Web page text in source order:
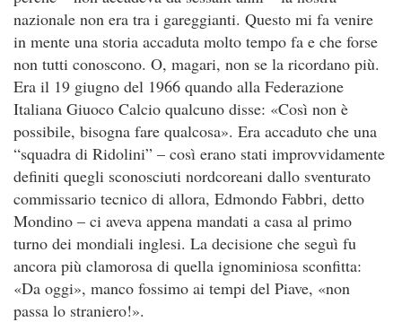
nazionale non era tra i gareggianti. Questo mi fa venire
in mente una storia accaduta molto tempo fa e che forse
non tutti conoscono. O, magari, non se la ricordano più.
Era il 19 giugno del 1966 quando alla Federazione
Italiana Giuoco Calcio qualcuno disse: «Così non è
possibile, bisogna fare qualcosa». Era accaduto che una
“squadra di Ridolini” – così erano stati improvvidamente
definiti quegli sconosciuti nordcoreani dallo sventurato
commissario tecnico di allora, Edmondo Fabbri, detto
Mondino – ci aveva appena mandati a casa al primo
turno dei mondiali inglesi. La decisione che seguì fu
ancora più clamorosa di quella ignominiosa sconfitta:
«Da oggi», manco fossimo ai tempi del Piave, «non
passa lo straniero!».